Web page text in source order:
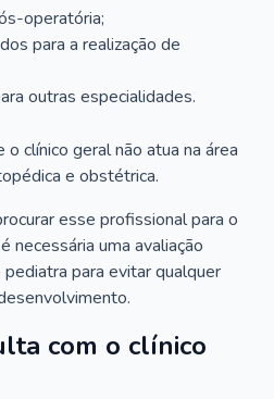
operatória;
para a realização de
outras especialidades.
clínico geral não atua na área
e obstétrica.
esse profissional para o
necessária uma avaliação
para evitar qualquer
com o clínico